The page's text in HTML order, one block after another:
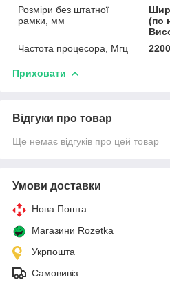
Розміри без штатної
рамки, мм
(по
Частота процесора, Мгц
2200
Приховати
Відгуки про товар
Ще немає відгуків про цей товар
Умови доставки
Нова Пошта
Магазини Rozetka
Укрпошта
Самовивіз